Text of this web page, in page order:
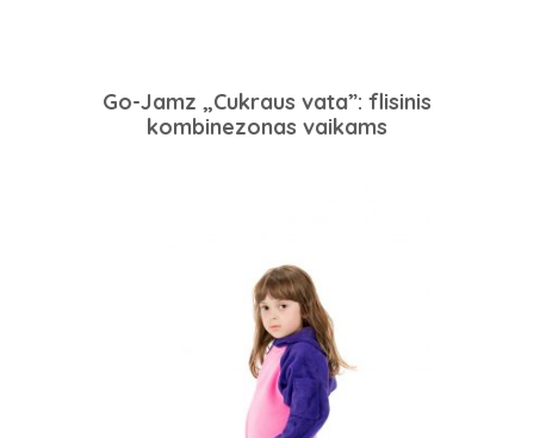
Go-Jamz „Cukraus vata”: flisinis
kombinezonas vaikams